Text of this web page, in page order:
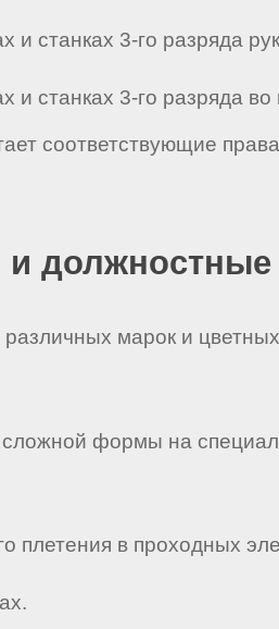
станках 3-го разряда
станках 3-го разряда
соответствующие
и
марок и
формы на
плетения в проходных